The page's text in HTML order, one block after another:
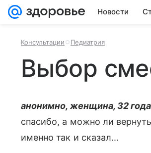
Новости
Консультации Педиатрия
Выбор
анонимно, женщина, 32 года
спасибо, а можно ли
именно так и сказал...